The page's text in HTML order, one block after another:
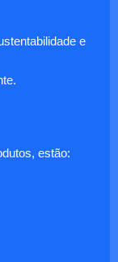
e
estão: